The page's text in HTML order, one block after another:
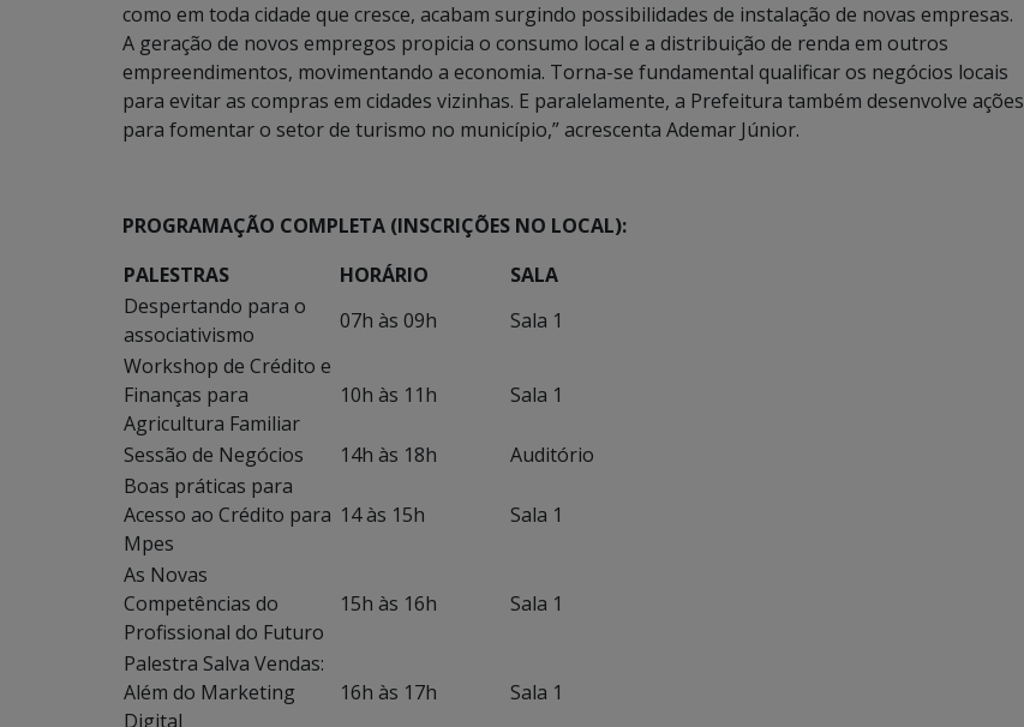
como em toda cidade que cresce, acabam surgindo possibilidades de instalação de novas empresas.
A geração de novos empregos propicia o consumo local e a distribuição de renda em outros
empreendimentos, movimentando a economia. Torna-se fundamental qualificar os negócios locais
para evitar as compras em cidades vizinhas. E paralelamente, a Prefeitura também desenvolve ações
para fomentar o setor de turismo no município,” acrescenta Ademar Júnior.
PROGRAMAÇÃO COMPLETA (INSCRIÇÕES NO LOCAL):
PALESTRAS
HORÁRIO
SALA
Despertando para o
associativismo
07h às 09h
Sala 1
Workshop de Crédito e
Finanças para
Agricultura Familiar
10h às 11h Sala 1
Sessão de Negócios 14h às 18h
Auditório
Boas práticas para
Acesso ao Crédito para
Mpes
14 às 15h Sala 1
As Novas
Competências do
Profissional do Futuro
15h às 16h Sala 1
Palestra Salva Vendas:
Além do Marketing
Digital
16h às 17h Sala 1